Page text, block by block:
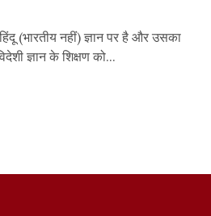
(भारतीय नहीं) ज्ञान पर है और उसका
ज्ञान के शिक्षण को...